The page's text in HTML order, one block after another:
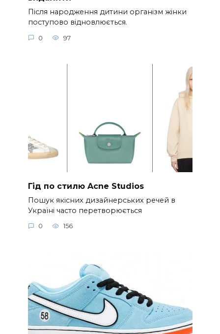
Після народження дитини організм жінки
поступово відновлюється.
0 97
Гід по стилю Acne Studios
Пошук якісних дизайнерських речей в
Україні часто перетворюється
0 156